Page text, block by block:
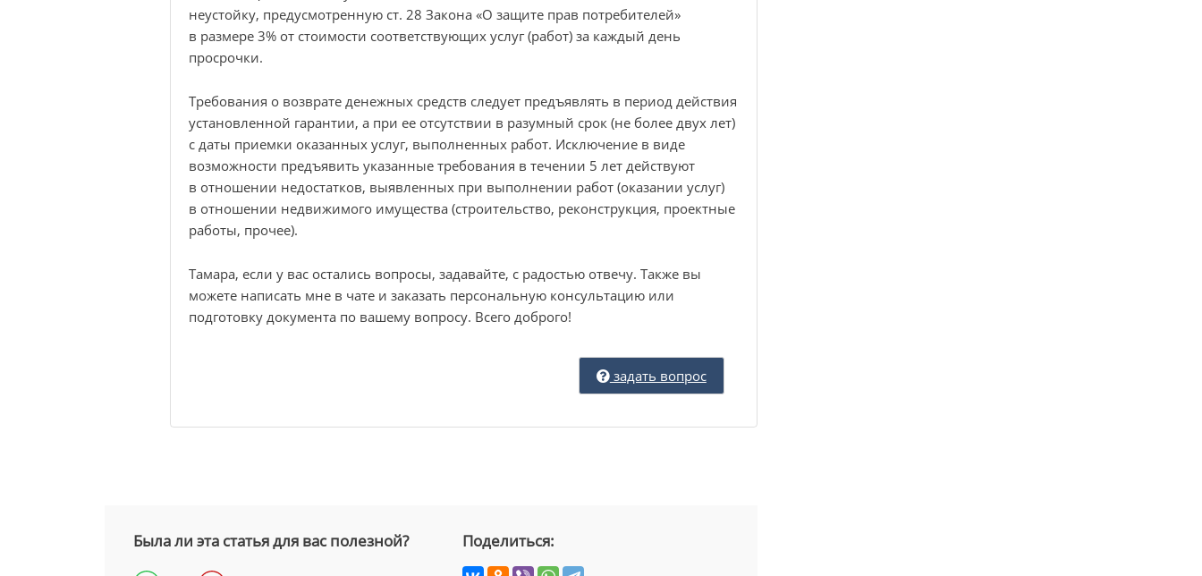
неустойку, предусмотренную ст. 28 Закона «О защите прав потребителей»
в размере 3% от стоимости соответствующих услуг (работ) за каждый день
просрочки.
Требования о возврате денежных средств следует предъявлять в период действия
установленной гарантии, а при ее отсутствии в разумный срок (не более двух лет)
с даты приемки оказанных услуг, выполненных работ. Исключение в виде
возможности предъявить указанные требования в течении 5 лет действуют
в отношении недостатков, выявленных при выполнении работ (оказании услуг)
в отношении недвижимого имущества (строительство, реконструкция, проектные
работы, прочее).
Тамара, если у вас остались вопросы, задавайте, с радостью отвечу. Также вы
можете написать мне в чате и заказать персональную консультацию или
подготовку документа по вашему вопросу. Всего доброго!
задать вопрос
Была ли эта статья для вас полезной? Поделиться: